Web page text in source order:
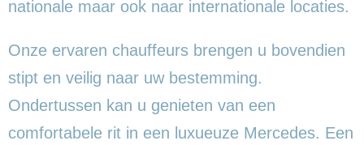
nationale maar ook naar internationale locaties.
Onze ervaren chauffeurs brengen u bovendien
stipt en veilig naar uw bestemming.
Ondertussen kan u genieten van een
comfortabele rit in een luxueuze Mercedes. Een